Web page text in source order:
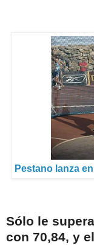
Pestano lanza
Sólo le
con 70,84, y